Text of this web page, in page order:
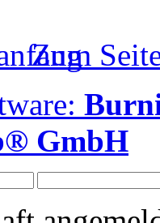
Zum
GmbH